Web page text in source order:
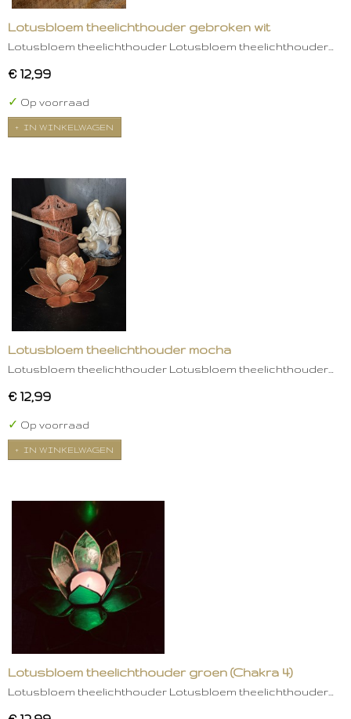
Lotusbloem theelichthouder gebroken wit
Lotusbloem theelichthouder Lotusbloem theelichthouder…
€ 12,99
✓ Op voorraad
IN WINKELWAGEN
Lotusbloem theelichthouder mocha
Lotusbloem theelichthouder Lotusbloem theelichthouder…
€ 12,99
✓ Op voorraad
IN WINKELWAGEN
Lotusbloem theelichthouder groen (Chakra 4)
Lotusbloem theelichthouder Lotusbloem theelichthouder…